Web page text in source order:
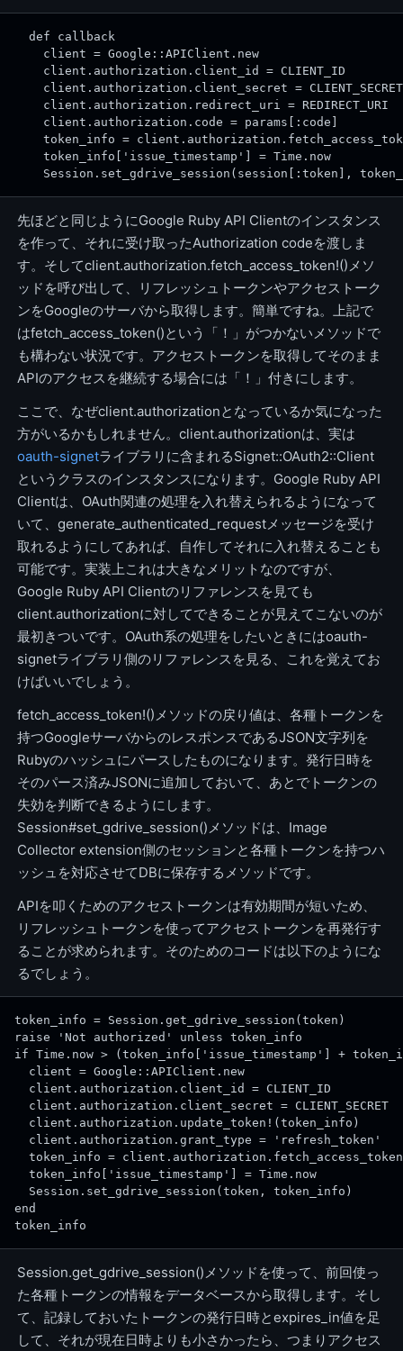
def callback
    client = Google::APIClient.new
    client.authorization.client_id = CLIENT_ID
    client.authorization.client_secret = CLIENT_SECRET
    client.authorization.redirect_uri = REDIRECT_URI
    client.authorization.code = params[:code]
token_info =
    token_info['issue_timestamp'] = Time.now
Session.set_gdrive_session(session[:token],
先ほどと同じようにGoogle Ruby API Clientのインスタンス
を作って、それに受け取ったAuthorization codeを渡しま
す。そしてclient.authorization.fetch_access_token!()メソ
ッドを呼び出して、リフレッシュトークンやアクセストーク
ンをGoogleのサーバから取得します。簡単ですね。上記で
はfetch_access_token()という「！」がつかないメソッドで
も構わない状況です。アクセストークンを取得してそのまま
APIのアクセスを継続する場合には「！」付きにします。
ここで、なぜclient.authorizationとなっているか気になった
方がいるかもしれません。client.authorizationは、実は
oauth-signetライブラリに含まれるSignet::OAuth2::Client
というクラスのインスタンスになります。Google Ruby API
Clientは、OAuth関連の処理を入れ替えられるようになって
いて、generate_authenticated_requestメッセージを受け
取れるようにしてあれば、自作してそれに入れ替えることも
可能です。実装上これは大きなメリットなのですが、
Google Ruby API Clientのリファレンスを見ても
client.authorizationに対してできることが見えてこないのが
最初きついです。OAuth系の処理をしたいときにはoauth-
signetライブラリ側のリファレンスを見る、これを覚えてお
けばいいでしょう。
fetch_access_token!()メソッドの戻り値は、各種トークンを
持つGoogleサーバからのレスポンスであるJSON文字列を
Rubyのハッシュにパースしたものになります。発行日時を
そのパース済みJSONに追加しておいて、あとでトークンの
失効を判断できるようにします。
Session#set_gdrive_session()メソッドは、Image
Collector extension側のセッションと各種トークンを持つハ
ッシュを対応させてDBに保存するメソッドです。
APIを叩くためのアクセストークンは有効期間が短いため、
リフレッシュトークンを使ってアクセストークンを再発行す
ることが求められます。そのためのコードは以下のようにな
るでしょう。
token_info = Session.get_gdrive_session(token)
raise 'Not authorized' unless token_info
if Time.now > (token_info['issue_timestamp'] +
  client = Google::APIClient.new
  client.authorization.client_id = CLIENT_ID
  client.authorization.client_secret = CLIENT_SECRET
  client.authorization.update_token!(token_info)
  client.authorization.grant_type = 'refresh_token'
token_info =
  token_info['issue_timestamp'] = Time.now
  Session.set_gdrive_session(token, token_info)
end
token_info
Session.get_gdrive_session()メソッドを使って、前回使っ
た各種トークンの情報をデータベースから取得します。そし
て、記録しておいたトークンの発行日時とexpires_in値を足
して、それが現在日時よりも小さかったら、つまりアクセス